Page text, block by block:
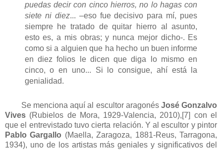
puedas decir con cinco hierros, no lo hagas con
siete ni diez... –eso fue decisivo para mí, pues
siempre he tratado de quitar hierro al asunto,
esto es, a mis obras; y nunca mejor dicho-. Es
como si a alguien que ha hecho un buen informe
en diez folios le dicen que diga lo mismo en
cinco, o en uno... Si lo consigue, ahí está la
genialidad.
Se menciona aquí al escultor aragonés José Gonzalvo
Vives (Rubielos de Mora, 1929-Valencia, 2010),[7] con el
queel entrevistado tuvo cierta relación. Y al escultor y pintor
Pablo Gargallo (Maella, Zaragoza, 1881-Reus, Tarragona,
1934), uno de los artistas más geniales y significativos del